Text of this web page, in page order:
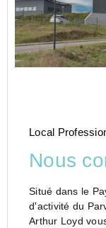
Local
Nous
Situé dans le
d'activité du
Arthur Loyd